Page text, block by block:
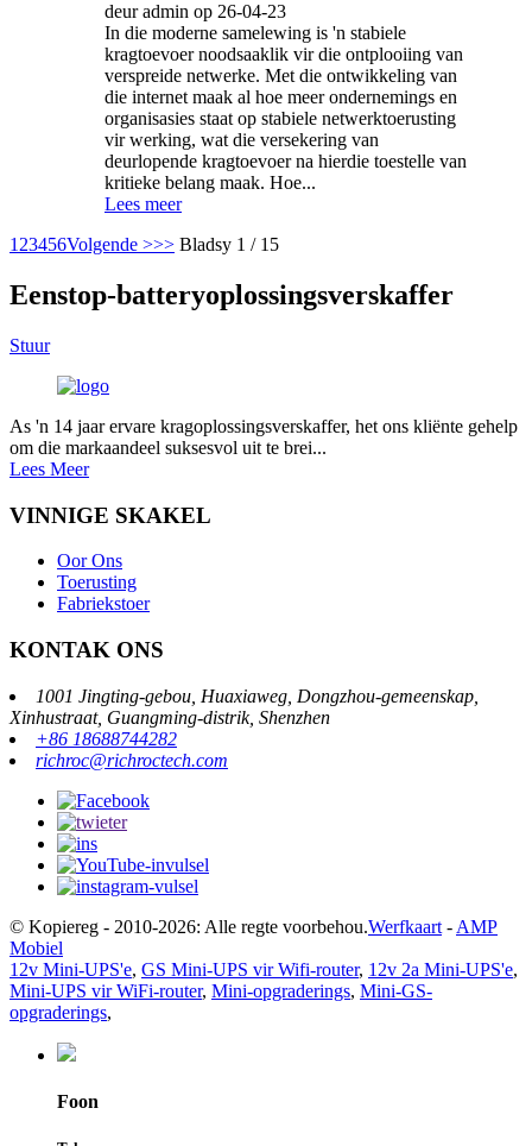
deur admin op 26-04-23
In die moderne samelewing is 'n stabiele
kragtoevoer noodsaaklik vir die ontplooiing van
verspreide netwerke. Met die ontwikkeling van
die internet maak al hoe meer ondernemings en
organisasies staat op stabiele netwerktoerusting
vir werking, wat die versekering van
deurlopende kragtoevoer na hierdie toestelle van
kritieke belang maak. Hoe...
Lees meer
1 23456Volgende >>> Bladsy 1 / 15
Eenstop-batteryoplossingsverskaffer
Stuur
As 'n 14 jaar ervare kragoplossingsverskaffer, het ons kliënte gehelp
om die markaandeel suksesvol uit te brei...
Lees Meer
VINNIGE SKAKEL
Oor Ons
Toerusting
Fabriekstoer
KONTAK ONS
1001 Jingting-gebou, Huaxiaweg, Dongzhou-gemeenskap,
Xinhustraat, Guangming-distrik, Shenzhen
+86 18688744282
richroc@richroctech.com
© Kopiereg - 2010-2026: Alle regte voorbehou.Werfkaart - AMP
Mobiel
12v Mini-UPS'e, GS Mini-UPS vir Wifi-router, 12v 2a Mini-UPS'e,
Mini-UPS vir WiFi-router, Mini-opgraderings, Mini-GS-
opgraderings,
Foon